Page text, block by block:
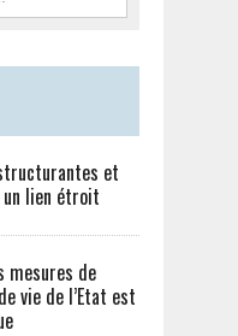
et
un lien étroit
mesures de
vie de l’Etat est